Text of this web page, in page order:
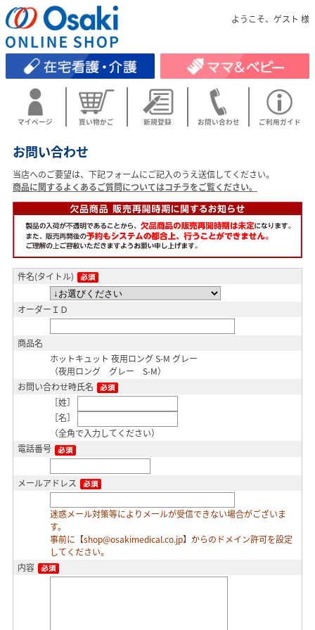
ようこそ、ゲスト 様
マイページ 買い物かご 新規登録 お問い合わせ ご利用ガイド
お問い合わせ
当店へのご要望は、下記フォームにご記入のうえ送信してください。
商品に関するよくあるご質問についてはコチラをご覧ください。
件名(タイトル)
オーダーＩＤ
商品名
ホットキュット 夜用ロング S-M グレー
（夜用ロング グレー S-M）
お問い合わせ時氏名
［姓］
［名］
（全角で入力してください）
電話番号
メールアドレス
迷惑メール対策等によりメールが受信できない場合がございま
す。
事前に【shop@osakimedical.co.jp】からのドメイン許可を設定
してください。
内容